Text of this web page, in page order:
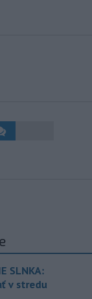
SLNKA:
v stredu